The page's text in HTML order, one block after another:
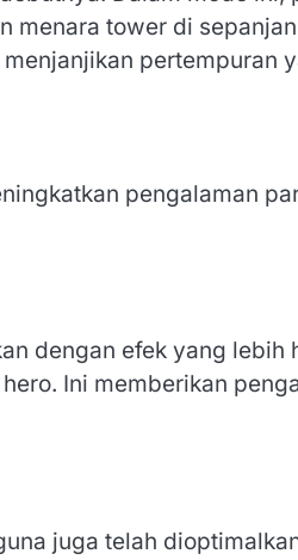
menara tower di
pertempuran
pengalaman
dengan efek yang lebih
Ini memberikan
juga telah